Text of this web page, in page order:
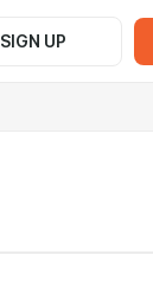
SIGN UP